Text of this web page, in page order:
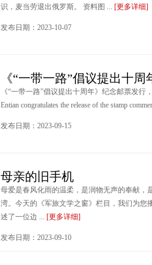
识，麦当劳退出俄罗斯。 资料图 ... [更多详细]
发布日期：2023-10-07
《“一带一路”倡议提出十
《“一带一路”倡议提出十周年》纪念邮票发行
Entian congratulates the release of the stamp
发布日期：2023-09-15
母亲的旧手机
母爱是春风化雨的温柔，是润物无声的奉献，
湾。今天的《军旅文学之窗》栏目，我们为您
述了一位边 ... [更多详细]
发布日期：2023-09-10